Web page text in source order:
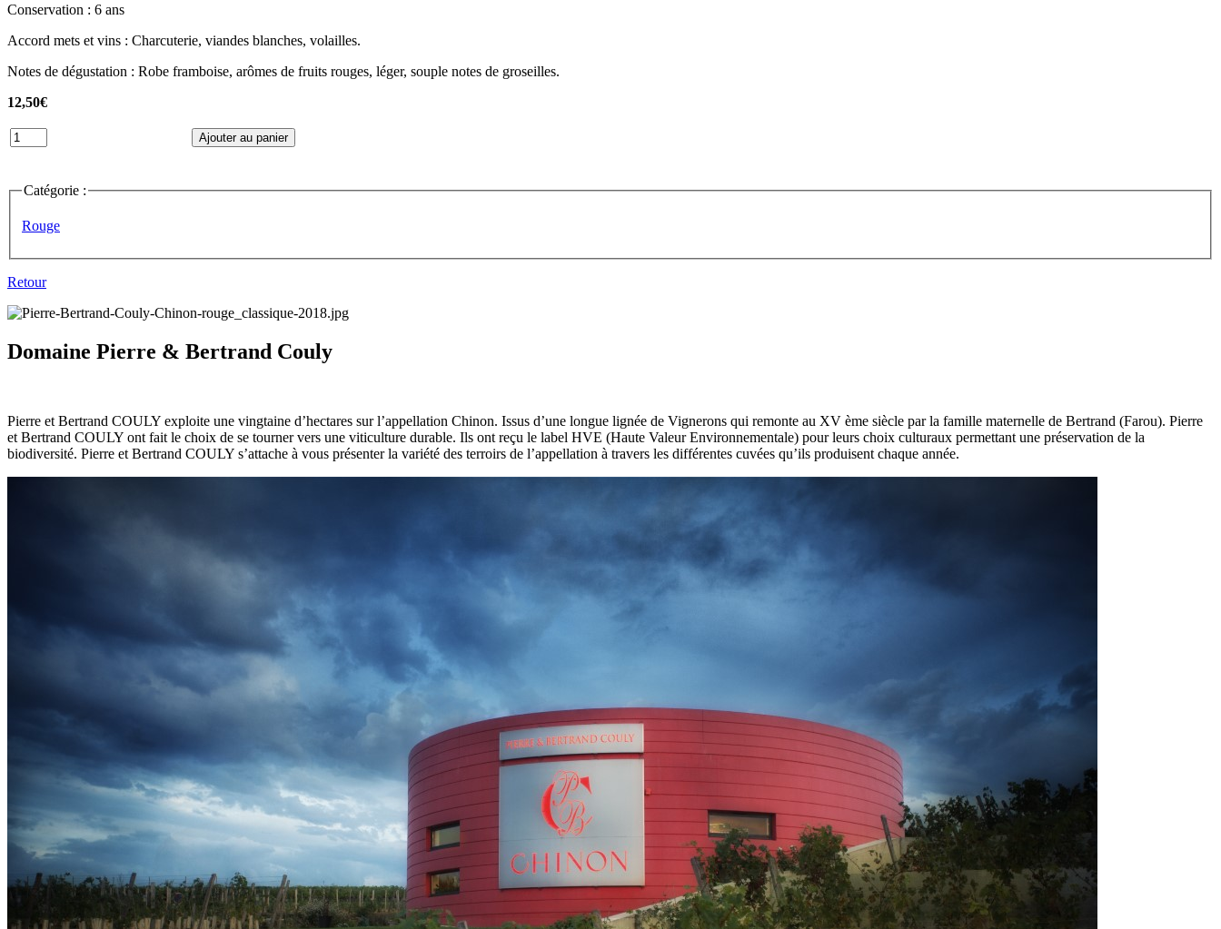
Conservation : 6 ans
Accord mets et vins : Charcuterie, viandes blanches, volailles.
Notes de dégustation : Robe framboise, arômes de fruits rouges, léger, souple notes de groseilles.
12,50€
Catégorie :
Rouge
Retour
Domaine Pierre & Bertrand Couly
Pierre et Bertrand COULY exploite une vingtaine d’hectares sur l’appellation Chinon. Issus d’une longue lignée de Vignerons qui remonte au XV ème siècle par la famille maternelle de Bertrand (Farou). Pierre
et Bertrand COULY ont fait le choix de se tourner vers une viticulture durable. Ils ont reçu le label HVE (Haute Valeur Environnementale) pour leurs choix culturaux permettant une préservation de la
biodiversité. Pierre et Bertrand COULY s’attache à vous présenter la variété des terroirs de l’appellation à travers les différentes cuvées qu’ils produisent chaque année.